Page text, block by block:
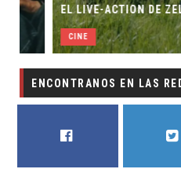
EL LIVE-ACTION DE ZELDA
CINE
ENCONTRANOS EN LAS